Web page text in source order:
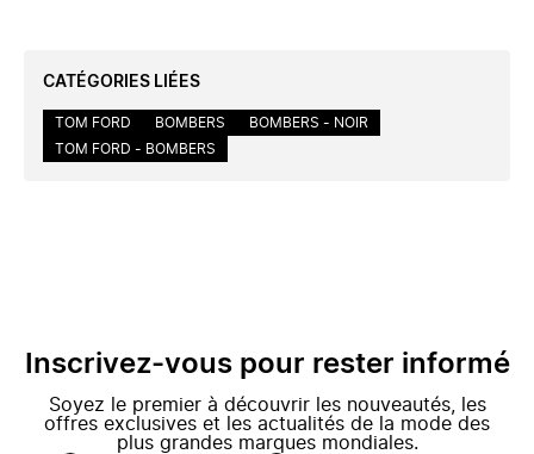
CATÉGORIES LIÉES
TOM FORD BOMBERS
BOMBERS - NOIR
TOM FORD - BOMBERS
Inscrivez-vous pour rester informé
Soyez le premier à découvrir les nouveautés, les
offres exclusives et les actualités de la mode des
plus grandes marques mondiales.